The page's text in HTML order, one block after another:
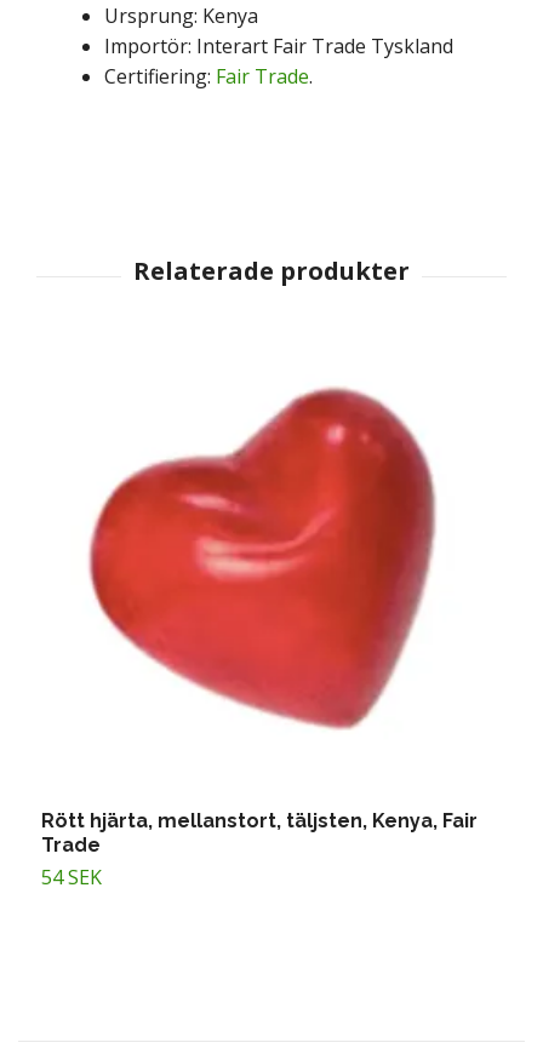
Ursprung: Kenya
Importör: Interart Fair Trade Tyskland
Certifiering: Fair Trade.
Rött hjärta, mellanstort, täljsten, Kenya, Fair
Trade
54 SEK